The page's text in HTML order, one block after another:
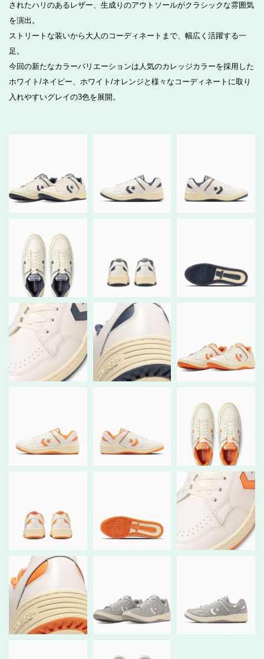
されたハリのあるレザー、生成りのアウトソールがクラシックな雰囲気
を演出。
ストリートな装いから大人のコーディネートまで、幅広く活躍する一
足。
今回の新たなカラーバリエーションは人気のカレッジカラーを採用した
ホワイト/ネイビー、ホワイト/オレンジと様々なコーディネートに取り
入れやすいグレイの3色を展開。